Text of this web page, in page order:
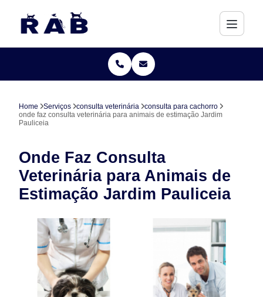
Home Serviços consulta veterinária
consulta para cachorro
onde faz consulta veterinária para animais de estimação Jardim
Pauliceia
Onde Faz Consulta
Veterinária para Animais de
Estimação Jardim Pauliceia